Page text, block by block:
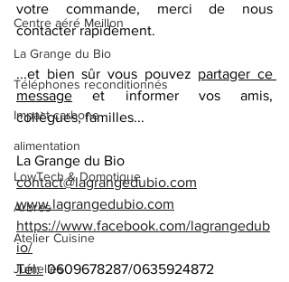
Centre aéré Meillon
La Grange du Bio
Téléphones reconditionnés
Impact carbone
alimentation
LowTech & Domotique
Arbres
Atelier Cuisine
Jumelles
votre commande, merci de nous
contacter rapidement.
...et bien sûr vous pouvez partager ce
message et informer vos amis,
collègues, familles...
La Grange du Bio
contact@lagrangedubio.com
www.lagrangedubio.com
https://www.facebook.com/lagrangedub
io/
Tél: 0609678287/0635924872